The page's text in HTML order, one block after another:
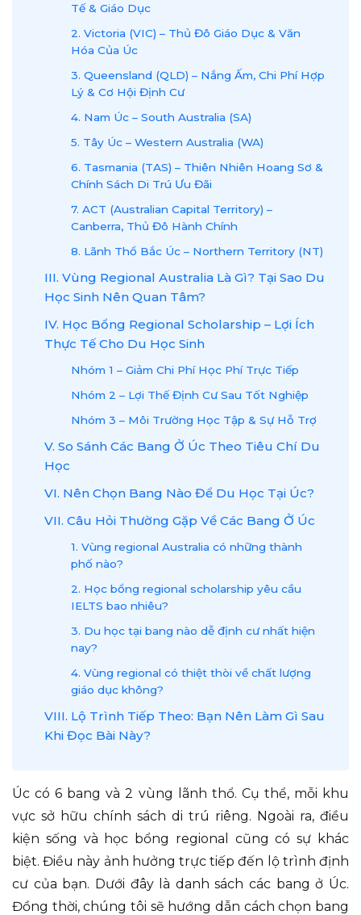
Tế & Giáo Dục
2. Victoria (VIC) – Thủ Đô Giáo Dục & Văn
Hóa Của Úc
3. Queensland (QLD) – Nắng Ấm, Chi Phí Hợp
Lý & Cơ Hội Định Cư
4. Nam Úc – South Australia (SA)
5. Tây Úc – Western Australia (WA)
6. Tasmania (TAS) – Thiên Nhiên Hoang Sơ &
Chính Sách Di Trú Ưu Đãi
7. ACT (Australian Capital Territory) –
Canberra, Thủ Đô Hành Chính
8. Lãnh Thổ Bắc Úc – Northern Territory (NT)
III. Vùng Regional Australia Là Gì? Tại Sao Du
Học Sinh Nên Quan Tâm?
IV. Học Bổng Regional Scholarship – Lợi Ích
Thực Tế Cho Du Học Sinh
Nhóm 1 – Giảm Chi Phí Học Phí Trực Tiếp
Nhóm 2 – Lợi Thế Định Cư Sau Tốt Nghiệp
Nhóm 3 – Môi Trường Học Tập & Sự Hỗ Trợ
V. So Sánh Các Bang Ở Úc Theo Tiêu Chí Du
Học
VI. Nên Chọn Bang Nào Để Du Học Tại Úc?
VII. Câu Hỏi Thường Gặp Về Các Bang Ở Úc
1. Vùng regional Australia có những thành
phố nào?
2. Học bổng regional scholarship yêu cầu
IELTS bao nhiêu?
3. Du học tại bang nào dễ định cư nhất hiện
nay?
4. Vùng regional có thiệt thòi về chất lượng
giáo dục không?
VIII. Lộ Trình Tiếp Theo: Bạn Nên Làm Gì Sau
Khi Đọc Bài Này?
Úc có 6 bang và 2 vùng lãnh thổ. Cụ thể, mỗi khu
vực sở hữu chính sách di trú riêng. Ngoài ra, điều
kiện sống và học bổng regional cũng có sự khác
biệt. Điều này ảnh hưởng trực tiếp đến lộ trình định
cư của bạn. Dưới đây là danh sách các bang ở Úc.
Đồng thời, chúng tôi sẽ hướng dẫn cách chọn bang